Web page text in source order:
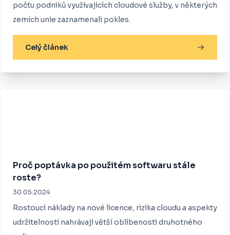
počtu podniků využívajících cloudové služby, v některých
zemích unie zaznamenali pokles.
Celý článek
Proč poptávka po použitém softwaru stále
roste?
30.05.2024
Rostoucí náklady na nové licence, rizika cloudu a aspekty
udržitelnosti nahrávají větší oblíbenosti druhotného